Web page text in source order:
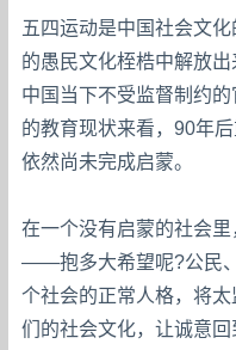
五四运动是中国社会文
的愚民文化桎梏中解放
中国当下不受监督制约
的教育现状来看，90年
依然尚未完成启蒙。
在一个没有启蒙的社会
——抱多大希望呢?公民
个社会的正常人格，将
们的社会文化，让诚意